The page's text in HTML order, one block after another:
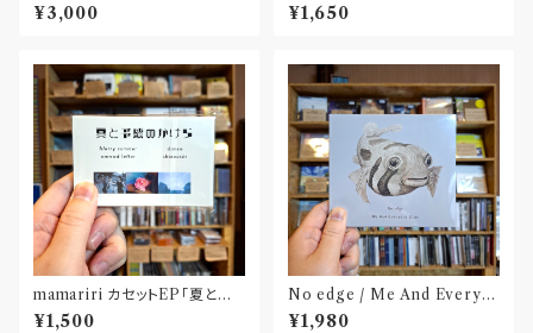
〝熊本〟
¥3,000
W”(CD)
¥1,650
mamariri カセットEP「夏と予
感のかけら」
¥1,500
No edge / Me And Everyo
ne Else(CD)〝鹿児島〟
¥1,980